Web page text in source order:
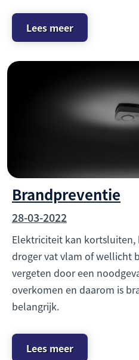
Lees meer
Brandpreventie
28-03-2022
Elektriciteit kan kortsluiten,
droger vat vlam of wellicht
vergeten door een
overkomen en daarom is
belangrijk.
Lees meer